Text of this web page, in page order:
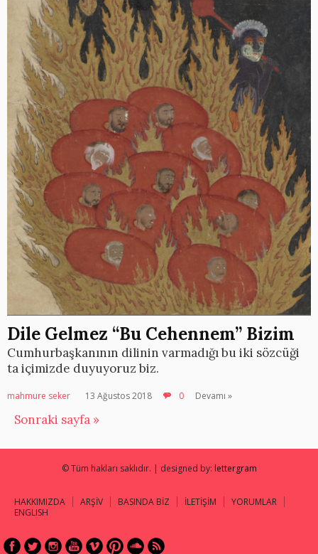
Dile Gelmez “Bu Cehennem” Bizim
Cumhurbaşkanının dilinin varmadığı bu iki sözcüği
ta içimizde duyuyoruz biz.
mahmure seker 13 Ağustos 2018 0 Devamı »
Sonraki sayfa »
© Tüm hakları saklıdır. | designed by: lettergram
HAKKIMIZDA ARŞİV BASINDA BİZ İLETİŞİM
YORUMLAR
ENGLISH